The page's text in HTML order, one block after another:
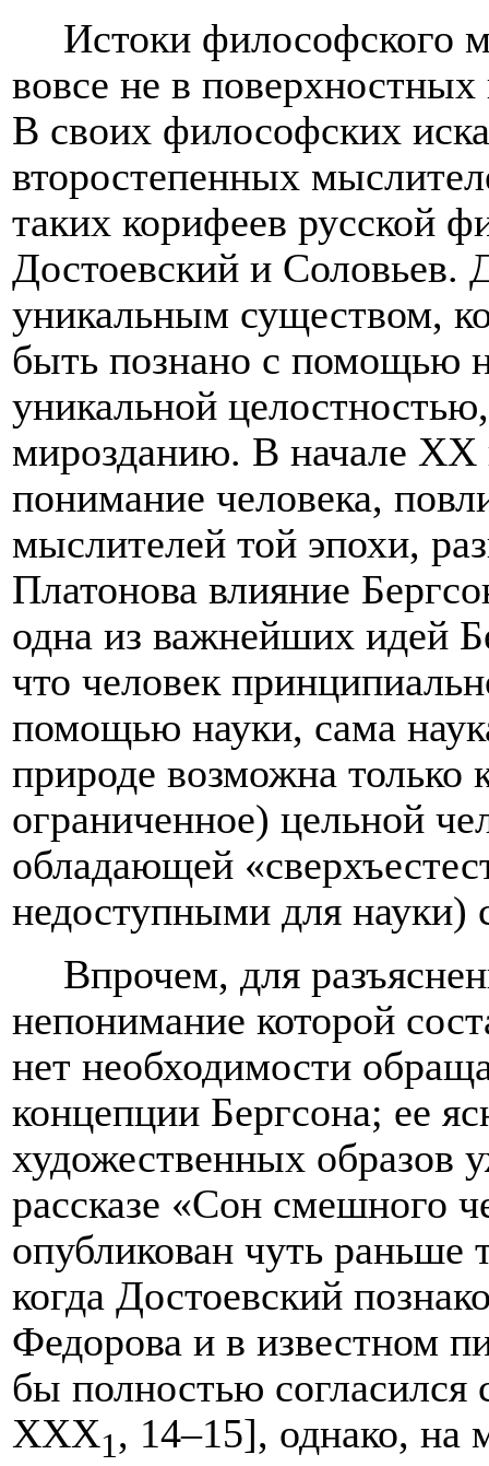
Истоки философского
вовсе не в
В своих философских
второстепенных
таких корифеев русской
Достоевский и Соловьев.
уникальным существом,
быть познано с помощью
уникальной
мирозданию. В начале ХХ
понимание человека,
мыслителей той эпохи,
Платонова влияние
одна из важнейших идей
что человек
помощью науки, сама
природе возможна только
ограниченное) цельной
обладающей
недоступными для науки)
Впрочем, для
непонимание которой
нет необходимости
концепции Бергсона; ее
художественных образов
рассказе «Сон смешного
опубликован чуть раньше
когда Достоевский
Федорова и в известном
бы полностью
XXX1, 14–15], однако, на